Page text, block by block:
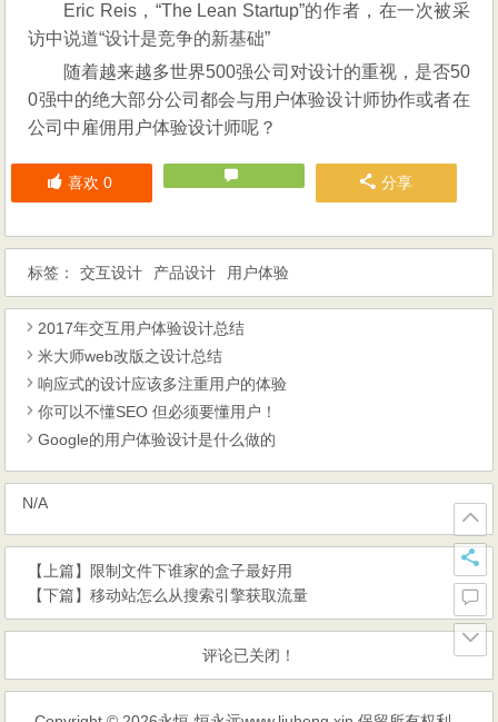
Eric Reis，“The Lean Startup”的作者，在一次被采
访中说道“设计是竞争的新基础”
随着越来越多世界500强公司对设计的重视，是否50
0强中的绝大部分公司都会与用户体验设计师协作或者在
公司中雇佣用户体验设计师呢？
喜欢 0 分享
标签： 交互设计 产品设计 用户体验
2017年交互用户体验设计总结
米大师web改版之设计总结
响应式的设计应该多注重用户的体验
你可以不懂SEO 但必须要懂用户！
Google的用户体验设计是什么做的
N/A
【上篇】 限制文件下谁家的盒子最好用
【下篇】移动站怎么从搜索引擎获取流量
评论已关闭！